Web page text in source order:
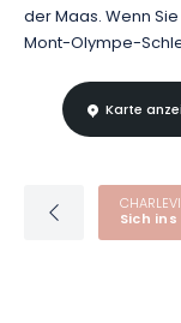
der Maas. Wenn
Mont-Olympe-
Karte
Sich